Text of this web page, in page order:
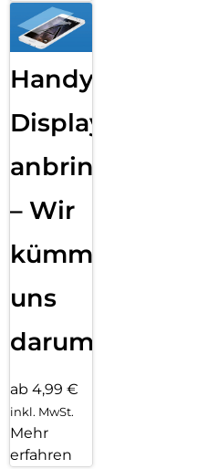
Handy
Displayfolie
anbringen
– Wir
kümmern
uns
darum!
ab 4,99 €
inkl. MwSt.
Mehr
erfahren